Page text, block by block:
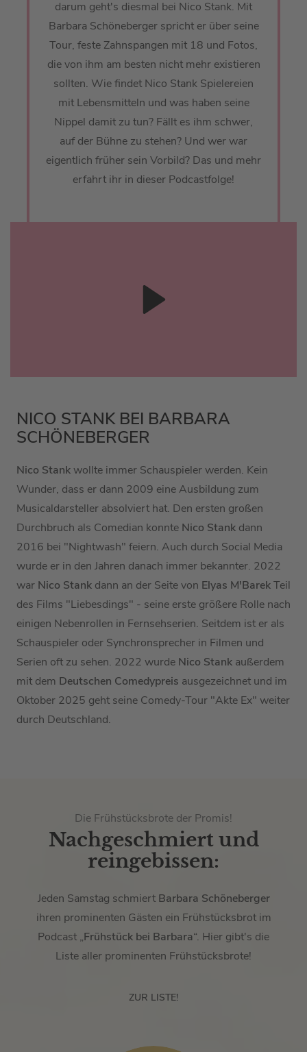
darum geht's diesmal bei Nico Stank. Mit
Barbara Schöneberger spricht er über seine
Tour, feste Zahnspangen mit 18 und Fotos,
die von ihm am besten nicht mehr existieren
sollten. Wie findet Nico Stank Spielereien
mit Lebensmitteln und was haben seine
Nippel damit zu tun? Fällt es ihm schwer,
auf der Bühne zu stehen? Und wer war
eigentlich früher sein Vorbild? Das und mehr
erfahrt ihr in dieser Podcastfolge!
NICO STANK BEI BARBARA
SCHÖNEBERGER
Nico Stankwollte immer Schauspieler werden. Kein
Wunder, dass er dann 2009 eine Ausbildung zum
Musicaldarsteller absolviert hat. Den ersten großen
Durchbruch als Comedian konnte Nico Stank dann
2016 bei "Nightwash" feiern. Auch durch Social Media
wurde er in den Jahren danach immer bekannter. 2022
war Nico Stank dann an der Seite von Elyas M'BarekTeil
des Films "Liebesdings" - seine erste größere Rolle nach
einigen Nebenrollen in Fernsehserien. Seitdem ist er als
Schauspieler oder Synchronsprecher in Filmen und
Serien oft zu sehen. 2022 wurde Nico Stank außerdem
mit dem Deutschen Comedypreis ausgezeichnet und im
Oktober 2025 geht seine Comedy-Tour "Akte Ex" weiter
durch Deutschland.
Die Frühstücksbrote der Promis!
Nachgeschmiert und
reingebissen:
Jeden Samstag schmiert Barbara Schöneberger
ihren prominenten Gästen ein Frühstücksbrot im
Podcast „Frühstück bei Barbara“. Hier gibt's die
Liste aller prominenten Frühstücksbrote!
ZUR LISTE!